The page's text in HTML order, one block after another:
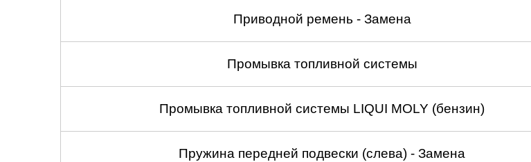
Приводной ремень - Замена
Промывка топливной системы
Промывка топливной системы LIQUI MOLY (бензин)
Пружина передней подвески (слева) - Замена